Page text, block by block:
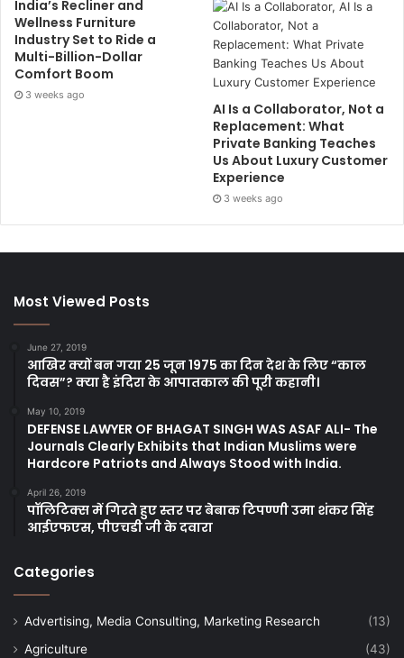
India’s Recliner and
Wellness Furniture
Industry Set to Ride a
Multi-Billion-Dollar
Comfort Boom
3 weeks ago
AI Is a Collaborator, Not a
Replacement: What
Private Banking Teaches
Us About Luxury Customer
Experience
3 weeks ago
Most Viewed Posts
June 27, 2019
आखिर क्यों बन गया 25 जून 1975 का दिन देश के लिए “काल
दिवस”? क्या है इंदिरा के आपातकाल की पूरी कहानी।
May 10, 2019
DEFENSE LAWYER OF BHAGAT SINGH WAS ASAF ALI- The
Journals Clearly Exhibits that Indian Muslims were
Hardcore Patriots and Always Stood with India.
April 26, 2019
पॉलिटिक्स में गिरते हुए स्तर पर बेबाक टिपण्णी उमा शंकर सिंह
आईएफएस, पीएचडी जी के दवारा
Categories
Advertising, Media Consulting, Marketing Research
(13)
Agriculture
(43)